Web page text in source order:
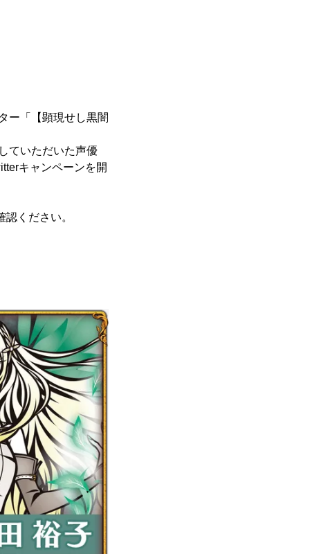
ー「【顕現せし黒闇
ていただいた声優
キャンペーンを開
ください。